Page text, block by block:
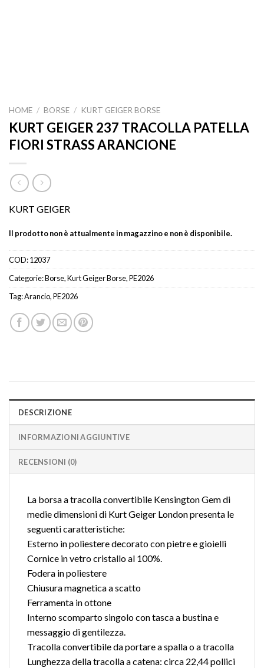
HOME / BORSE / KURT GEIGER BORSE
KURT GEIGER 237 TRACOLLA PATELLA
FIORI STRASS ARANCIONE
KURT GEIGER
Il prodotto non è attualmente in magazzino e non è disponibile.
COD:12037
Categorie:Borse,Kurt Geiger Borse,PE2026
Tag:Arancio,PE2026
DESCRIZIONE
INFORMAZIONI AGGIUNTIVE
RECENSIONI (0)
La borsa a tracolla convertibile Kensington Gem di
medie dimensioni di Kurt Geiger London presenta le
seguenti caratteristiche:
Esterno in poliestere decorato con pietre e gioielli
Cornice in vetro cristallo al 100%.
Fodera in poliestere
Chiusura magnetica a scatto
Ferramenta in ottone
Interno scomparto singolo con tasca a bustina e
messaggio di gentilezza.
Tracolla convertibile da portare a spalla o a tracolla
Lunghezza della tracolla a catena: circa 22,44 pollici